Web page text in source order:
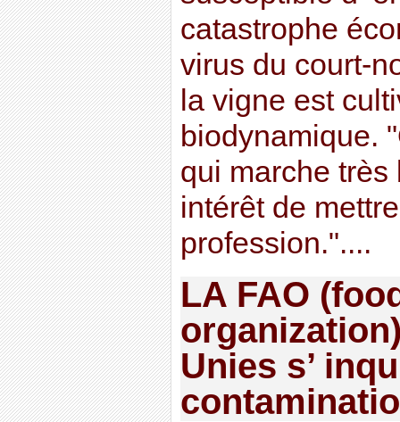
catastrophe
virus du court-
la vigne est
biodynamique.
qui marche très
intérêt de
profession."....
LA FAO
Unies s’